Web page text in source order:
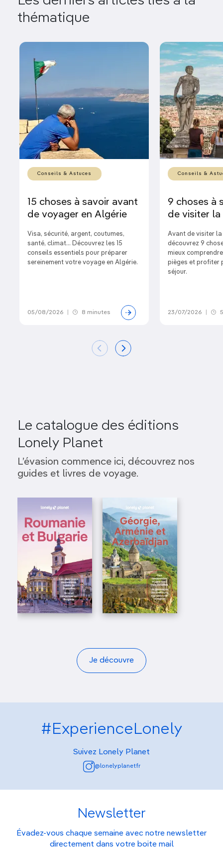
thématique
Conseils & Astuces
15 choses à savoir avant
de voyager en Algérie
Visa, sécurité, argent, coutumes,
santé, climat… Découvrez les 15
conseils essentiels pour préparer
sereinement votre voyage en Algérie.
05/08/2026 8 minutes
Conseils &
9 choses à
de visiter la
Avant de visiter la
découvrez 9
mieux
pièges et profiter
séjour.
23/07/2026
Le catalogue des éditions
Lonely Planet
L’évasion commence ici, découvrez nos
guides et livres de voyage.
Je découvre
#ExperienceLonely
Suivez Lonely Planet
@lonelyplanetfr
Newsletter
Évadez-vous chaque semaine avec notre newsletter
directement dans votre boite mail